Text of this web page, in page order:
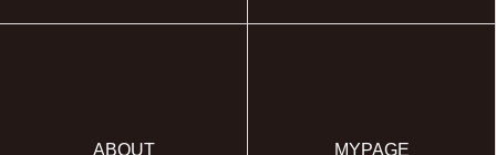
ABOUT MYPAGE